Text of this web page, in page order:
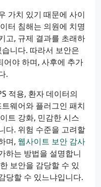
가치 있기 때문에 사이
터 침해는 의원에 치명
고, 규제 결과를 초래하
니다. 따라서 보안은
어야 하며, 사후에 추가
.
적용, 환자 데이터의
웨어와 플러그인 패치
트 강화, 민감한 시스
다. 위험 수준을 고려할
며, 웹사이트 보안 감사
하는 방법을 설명합니
보안을 감당할 수 있
당할 수 있느냐입니다.